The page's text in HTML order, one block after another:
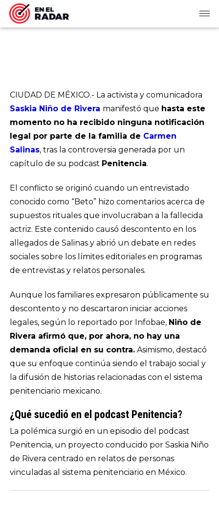
CIUDAD DE MÉXICO.- La activista y comunicadora
Saskia Niño de Rivera manifestó que hasta este
momento no ha recibido ninguna notificación
legal por parte de la familia de Carmen
Salinas, tras la controversia generada por un
capítulo de su podcast Penitencia.
El conflicto se originó cuando un entrevistado
conocido como “Beto” hizo comentarios acerca de
supuestos rituales que involucraban a la fallecida
actriz. Este contenido causó descontento en los
allegados de Salinas y abrió un debate en redes
sociales sobre los límites editoriales en programas
de entrevistas y relatos personales.
Aunque los familiares expresaron públicamente su
descontento y no descartaron iniciar acciones
legales, según lo reportado por Infobae, Niño de
Rivera afirmó que, por ahora, no hay una
demanda oficial en su contra. Asimismo, destacó
que su enfoque continúa siendo el trabajo social y
la difusión de historias relacionadas con el sistema
penitenciario mexicano.
¿Qué sucedió en el podcast Penitencia?
La polémica surgió en un episodio del podcast
Penitencia, un proyecto conducido por Saskia Niño
de Rivera centrado en relatos de personas
vinculadas al sistema penitenciario en México.